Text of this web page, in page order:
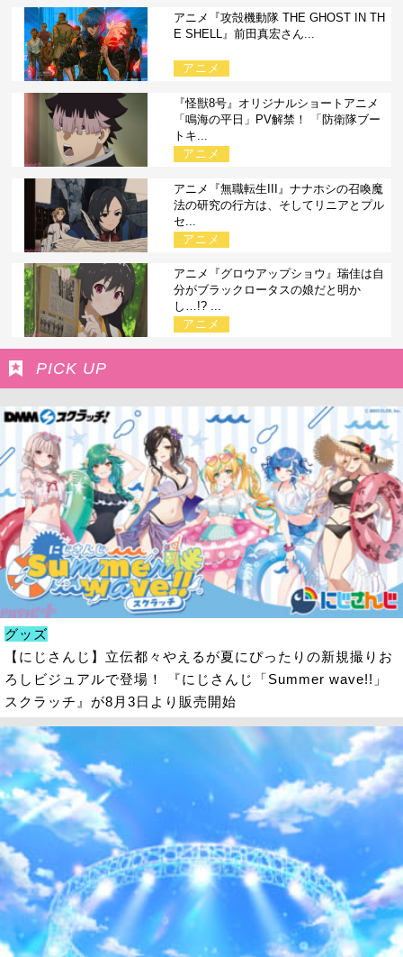
アニメ『攻殻機動隊 THE GHOST IN TH
E SHELL』前田真宏さん...
アニメ
『怪獣8号』オリジナルショートアニメ
「鳴海の平日」PV解禁！ 「防衛隊ブー
トキ...
アニメ
アニメ『無職転生III』ナナホシの召喚魔
法の研究の行方は、そしてリニアとプル
セ...
アニメ
アニメ『グロウアップショウ』瑞佳は自
分がブラックロータスの娘だと明か
し…!? ...
アニメ
PICK UP
グッズ
【にじさんじ】立伝都々やえるが夏にぴったりの新規撮りお
ろしビジュアルで登場！ 『にじさんじ「Summer wave!!」
スクラッチ』が8月3日より販売開始